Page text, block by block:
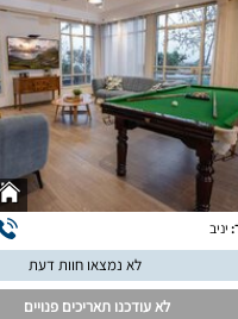
יניב
לא נמצאו חוות דעת
לא עודכנו תאריכים פנויים